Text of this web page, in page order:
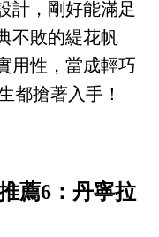
計，剛好能滿足
不敗的緹花帆
用性，當成輕巧
都搶著入手！
薦6：丹寧拉